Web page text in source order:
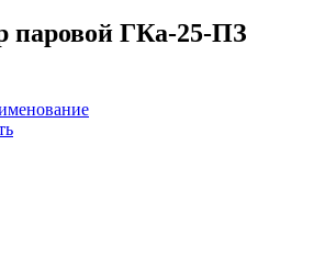
паровой ГКа-25-ПЗ